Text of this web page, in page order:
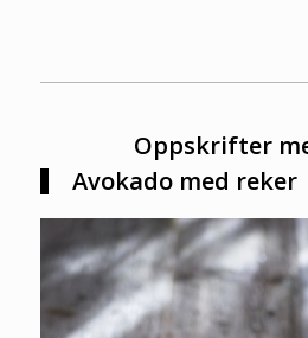
Oppskrifter
Avokado med reker